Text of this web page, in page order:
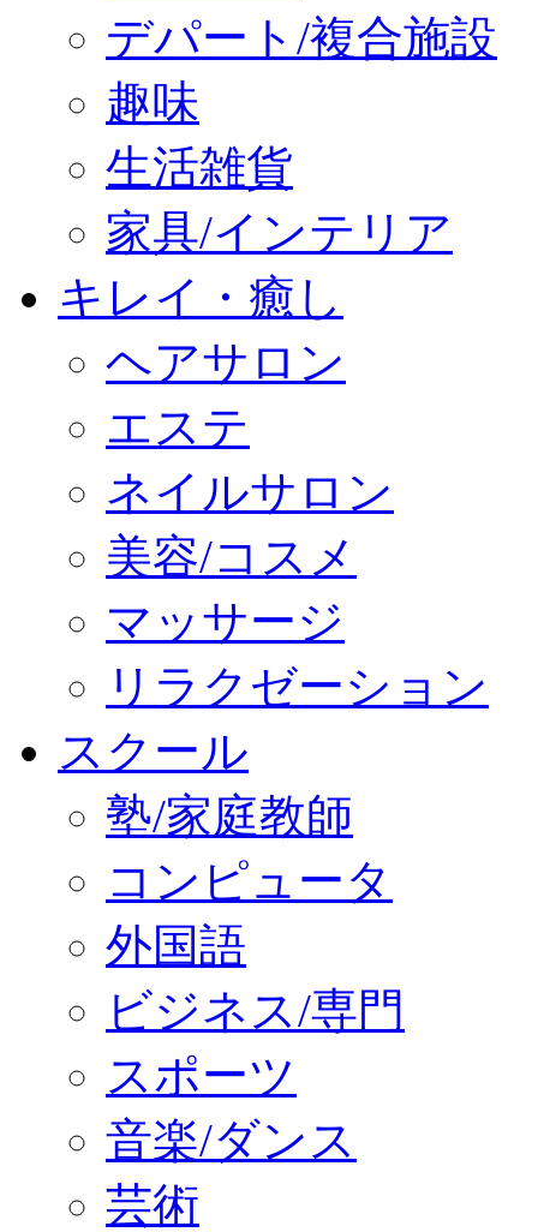
デパート/複合施設
趣味
生活雑貨
家具/インテリア
キレイ・癒し
ヘアサロン
エステ
ネイルサロン
美容/コスメ
マッサージ
リラクゼーション
スクール
塾/家庭教師
コンピュータ
外国語
ビジネス/専門
スポーツ
音楽/ダンス
芸術